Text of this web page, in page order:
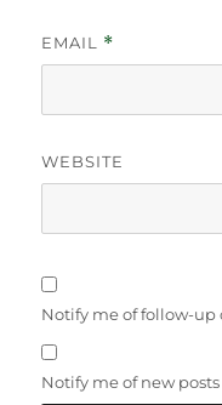
EMAIL *
WEBSITE
Notify me of follow-
Notify me of new